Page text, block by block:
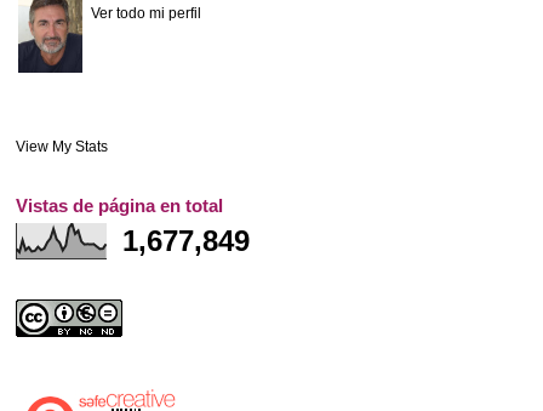
Ver todo mi perfil
View My Stats
Vistas de página en total
1,677,849